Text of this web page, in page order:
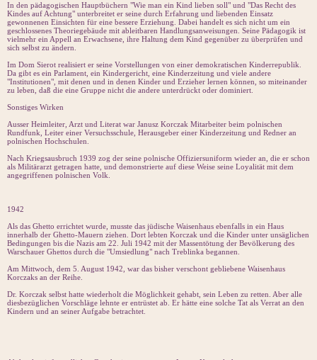
In den pädagogischen Hauptbüchern "Wie man ein Kind lieben soll" und "Das Recht des
Kindes auf Achtung" unterbreitet er seine durch Erfahrung und liebenden Einsatz
gewonnenen Einsichten für eine bessere Erziehung. Dabei handelt es sich nicht um ein
geschlossenes Theoriegebäude mit ableitbaren Handlungsanweisungen. Seine Pädagogik ist
vielmehr ein Appell an Erwachsene, ihre Haltung dem Kind gegenüber zu überprüfen und
sich selbst zu ändern.
Im Dom Sierot realisiert er seine Vorstellungen von einer demokratischen Kinderrepublik.
Da gibt es ein Parlament, ein Kindergericht, eine Kinderzeitung und viele andere
"Institutionen", mit denen und in denen Kinder und Erzieher lernen können, so miteinander
zu leben, daß die eine Gruppe nicht die andere unterdrückt oder dominiert.
Sonstiges Wirken
Ausser Heimleiter, Arzt und Literat war Janusz Korczak Mitarbeiter beim polnischen
Rundfunk, Leiter einer Versuchsschule, Herausgeber einer Kinderzeitung und Redner an
polnischen Hochschulen.
Nach Kriegsausbruch 1939 zog der seine polnische Offiziersuniform wieder an, die er schon
als Militärarzt getragen hatte, und demonstrierte auf diese Weise seine Loyalität mit dem
angegriffenen polnischen Volk.
1942
Als das Ghetto errichtet wurde, musste das jüdische Waisenhaus ebenfalls in ein Haus
innerhalb der Ghetto-Mauern ziehen. Dort lebten Korczak und die Kinder unter unsäglichen
Bedingungen bis die Nazis am 22. Juli 1942 mit der Massentötung der Bevölkerung des
Warschauer Ghettos durch die "Umsiedlung" nach Treblinka begannen.
Am Mittwoch, dem 5. August 1942, war das bisher verschont gebliebene Waisenhaus
Korczaks an der Reihe.
Dr. Korczak selbst hatte wiederholt die Möglichkeit gehabt, sein Leben zu retten. Aber alle
diesbezüglichen Vorschläge lehnte er entrüstet ab. Er hätte eine solche Tat als Verrat an den
Kindern und an seiner Aufgabe betrachtet.